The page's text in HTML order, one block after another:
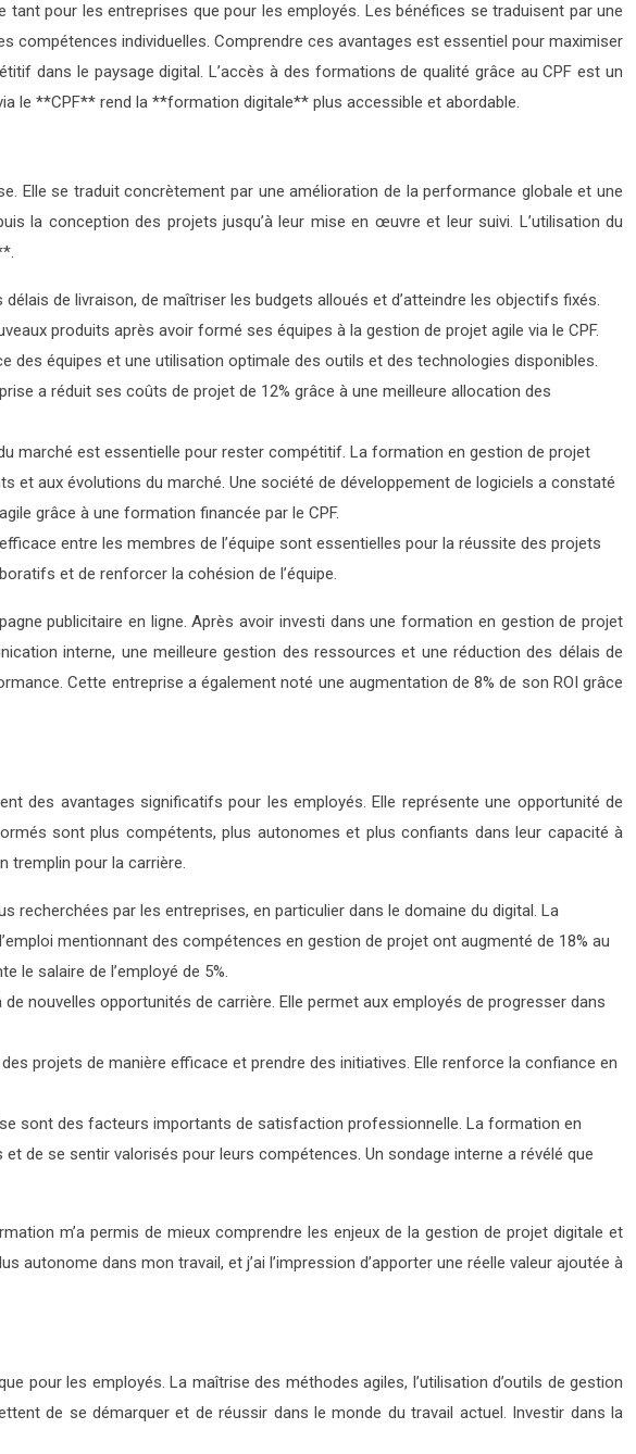
pour les entreprises que pour les employés. Les bénéfices se traduisent par une
individuelles. Comprendre ces avantages est essentiel pour maximiser
dans le paysage digital. L’accès à des formations de qualité grâce au CPF est un
le **CPF** rend la **formation digitale** plus accessible et abordable.
Elle se traduit concrètement par une amélioration de la performance globale et une
la conception des projets jusqu’à leur mise en œuvre et leur suivi. L’utilisation du
de livraison, de maîtriser les budgets alloués et d’atteindre les objectifs fixés.
produits après avoir formé ses équipes à la gestion de projet agile via le CPF.
équipes et une utilisation optimale des outils et des technologies disponibles.
a réduit ses coûts de projet de 12% grâce à une meilleure allocation des
marché est essentielle pour rester compétitif. La formation en gestion de projet
et aux évolutions du marché. Une société de développement de logiciels a constaté
grâce à une formation financée par le CPF.
entre les membres de l’équipe sont essentielles pour la réussite des projets
et de renforcer la cohésion de l’équipe.
publicitaire en ligne. Après avoir investi dans une formation en gestion de projet
interne, une meilleure gestion des ressources et une réduction des délais de
Cette entreprise a également noté une augmentation de 8% de son ROI grâce
des avantages significatifs pour les employés. Elle représente une opportunité de
sont plus compétents, plus autonomes et plus confiants dans leur capacité à
tremplin pour la carrière.
recherchées par les entreprises, en particulier dans le domaine du digital. La
mentionnant des compétences en gestion de projet ont augmenté de 18% au
le salaire de l’employé de 5%.
nouvelles opportunités de carrière. Elle permet aux employés de progresser dans
projets de manière efficace et prendre des initiatives. Elle renforce la confiance en
sont des facteurs importants de satisfaction professionnelle. La formation en
de se sentir valorisés pour leurs compétences. Un sondage interne a révélé que
m’a permis de mieux comprendre les enjeux de la gestion de projet digitale et
dans mon travail, et j’ai l’impression d’apporter une réelle valeur ajoutée à
pour les employés. La maîtrise des méthodes agiles, l’utilisation d’outils de gestion
de se démarquer et de réussir dans le monde du travail actuel. Investir dans la